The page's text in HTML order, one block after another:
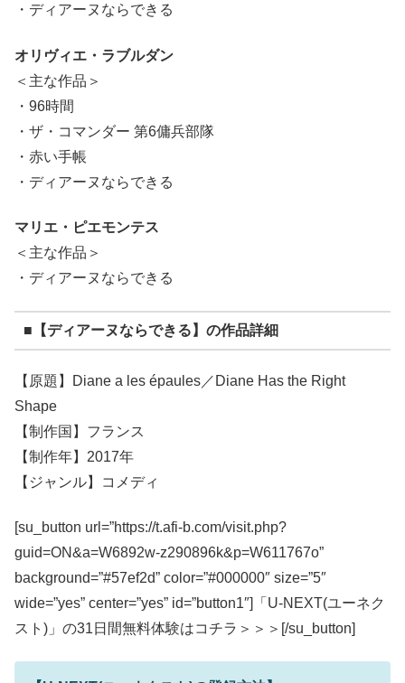
・ディアーヌならできる
オリヴィエ・ラブルダン
＜主な作品＞
・96時間
・ザ・コマンダー 第6傭兵部隊
・赤い手帳
・ディアーヌならできる
マリエ・ピエモンテス
＜主な作品＞
・ディアーヌならできる
■【ディアーヌならできる】の作品詳細
【原題】Diane a les épaules／Diane Has the Right
Shape
【制作国】フランス
【制作年】2017年
【ジャンル】コメディ
[su_button url=”https://t.afi-b.com/visit.php?
guid=ON&a=W6892w-z290896k&p=W611767o”
background=”#57ef2d” color=”#000000″ size=”5″
wide=”yes” center=”yes” id=”button1″]「U-NEXT(ユーネク
スト)」の31日間無料体験はコチラ＞＞＞[/su_button]